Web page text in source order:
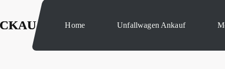
Home Unfallwagen Ankauf
Home Unfallwagen Ankauf